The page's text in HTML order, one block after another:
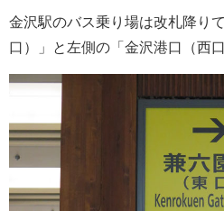
金沢駅のバス乗り場は改札降り
口）」と左側の「金沢港口（西